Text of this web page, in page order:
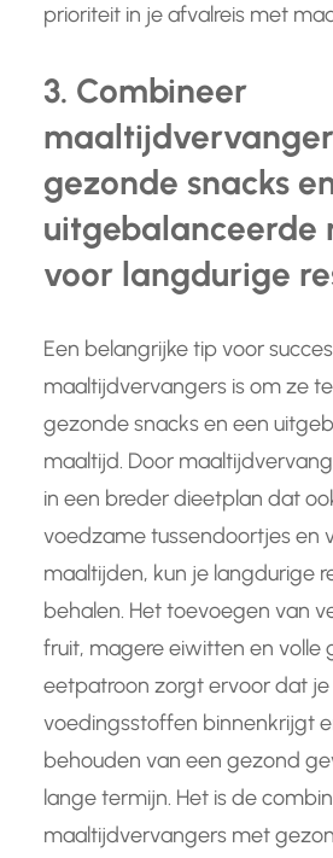
prioriteit in je afvalreis met
3. Combineer
gezonde snacks
uitgebalanceerde
voor langdurige
Een belangrijke tip voor
maaltijdvervangers is om ze
gezonde snacks en een
maaltijd. Door
in een breder dieetplan dat
voedzame tussendoortjes en
maaltijden, kun je langdurige
behalen. Het toevoegen van
fruit, magere eiwitten en volle
eetpatroon zorgt ervoor dat je
voedingsstoffen binnenkrijgt
behouden van een gezond
lange termijn. Het is de
maaltijdvervangers met